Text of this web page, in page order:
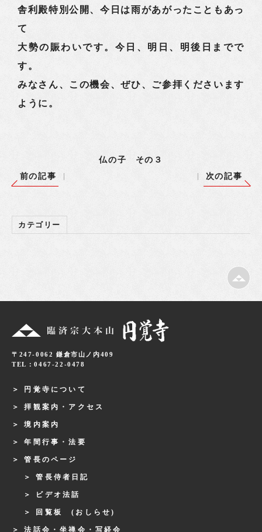
舎利殿特別公開、今日は雨があがったこともあっ
て
大勢の賑わいです。今日、明日、明後日までで
す。
みなさん、この機会、ぜひ、ご参拝くださいます
ように。
仏の子 その３
前の記事
次の記事
カテゴリー
〒247-0062 鎌倉市山ノ内409
TEL：0467-22-0478
円覚寺について
拝観案内・アクセス
境内案内
年間行事・法要
管長のページ
管長侍者日記
ビデオ法話
回覧板 (おしらせ)
法話会・坐禅会・写経会